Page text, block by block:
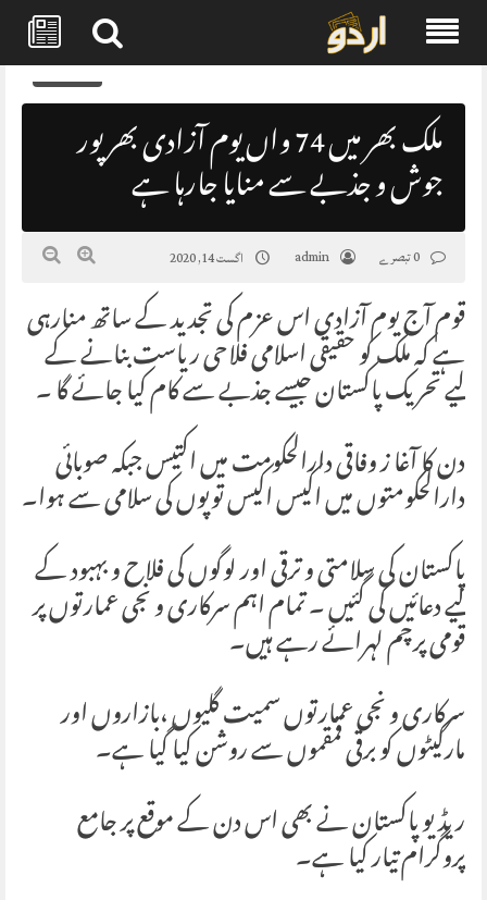
Skip
content
0
ملک بھر میں 74 واں یوم آزادی بھرپور
جوش و جذبے سے منایا جارہا ہے
admin اگست 14, 2020
قوم آج یوم آزادی اس عزم کی تجدید کے ساتھ منارہی
ہے کہ ملک کو حقیقی اسلامی فلاحی ریاست بنانے کے
لیے تحریک پاکستان جیسے جذبے سے کام کیا جائے گا ۔
دن کا آغا ز وفاقی دارالحکومت میں اکتیس جبکہ صوبائی
دارالحکومتوں میں اکیس اکیس توپوں کی سلامی سے ہوا۔
پاکستان کی سلامتی و ترقی اور لوگوں کی فلاح و بہبود کے
لیے دعائیں کی گئیں ۔ تمام اہم سرکاری و نجی عمارتوں پر
قومی پرچم لہرائے رہے ہیں۔
سرکاری و نجی عمارتوں سمیت گلیوں ،بازاروں اور
مارکیٹوں کو برقی قمقموں سے روشن کیا گیا ہے۔
ریڈیو پاکستان نے بھی اس دن کے موقع پر جامع
پروگرام تیار کیا ہے۔